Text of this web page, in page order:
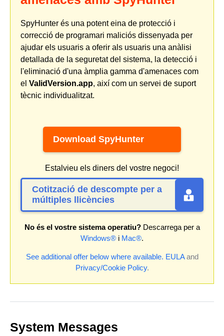
SpyHunter és una potent eina de protecció i
correcció de programari maliciós dissenyada per
ajudar els usuaris a oferir als usuaris una anàlisi
detallada de la seguretat del sistema, la detecció i
l'eliminació d'una àmplia gamma d'amenaces com
el ValidVersion.app, així com un servei de suport
tècnic individualitzat.
Download SpyHunter
Estalvieu els diners del vostre negoci!
Cotització de descompte per a
múltiples llicències
No és el vostre sistema operatiu?Descarrega per a
Windows® i Mac®.
See additional offer below where available. EULAand
Privacy/Cookie Policy.
System Messages